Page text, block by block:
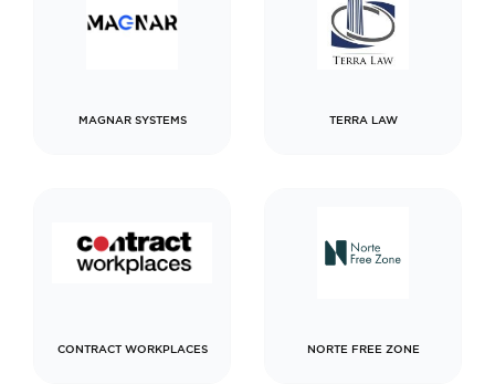
MAGNAR SYSTEMS TERRA LAW
CONTRACT WORKPLACES NORTE FREE ZONE